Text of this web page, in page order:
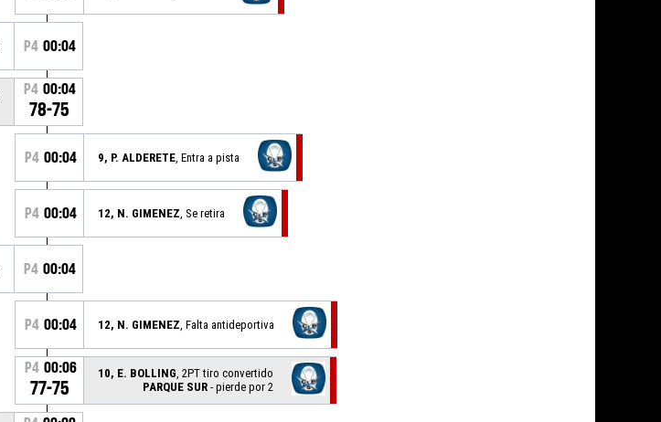
P4 00:04
P4 00:04
78-75
P4 00:04 9, P. ALDERETE , Entra a pista
P4 00:04 12, N. GIMENEZ , Se retira
P4 00:04
P4 00:04 12, N. GIMENEZ , Falta antideportiva
P4 00:06
77-75
10, E. BOLLING , 2PT tiro convertido
PARQUE SUR - pierde por 2